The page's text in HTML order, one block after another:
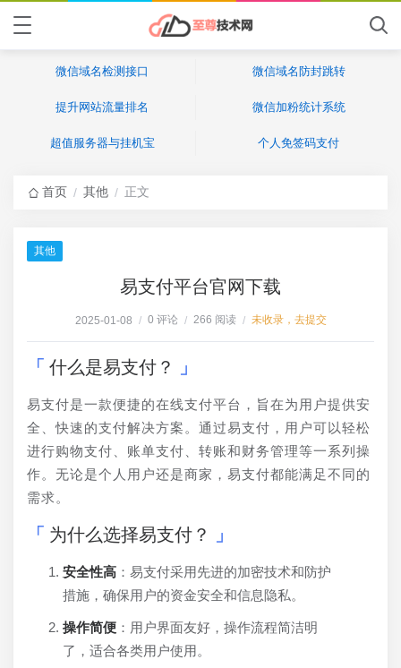
微信域名检测接口 微信域名防封跳转
提升网站流量排名 微信加粉统计系统
超值服务器与挂机宝 个人免签码支付
首页 / 其他 / 正文
其他
易支付平台官网下载
2025-01-08 / 0 评论 / 266 阅读 / 未收录，去提交
什么是易支付？
易支付是一款便捷的在线支付平台，旨在为用户提供安
全、快速的支付解决方案。通过易支付，用户可以轻松
进行购物支付、账单支付、转账和财务管理等一系列操
作。无论是个人用户还是商家，易支付都能满足不同的
需求。
为什么选择易支付？
安全性高 ：易支付采用先进的加密技术和防护
措施，确保用户的资金安全和信息隐私。
操作简便 ：用户界面友好，操作流程简洁明
了，适合各类用户使用。